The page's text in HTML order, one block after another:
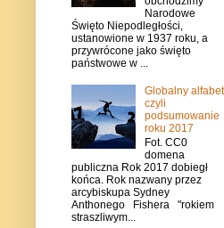
Narodowe
Święto Niepodległości,
ustanowione w 1937 roku, a
przywrócone jako święto
państwowe w ...
Globalny
czyli
podsumowanie
roku 2017
Fot. CC0
domena
publiczna Rok 2017 dobiegł
końca. Rok nazwany przez
arcybiskupa Sydney
Anthonego Fishera "rokiem
straszliwym...